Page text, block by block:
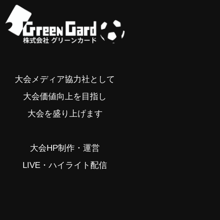
大会メディア協力社として
大会価値向上を目指し
大会を盛り上げます
大会HP制作・運営
LIVE・ハイライト配信